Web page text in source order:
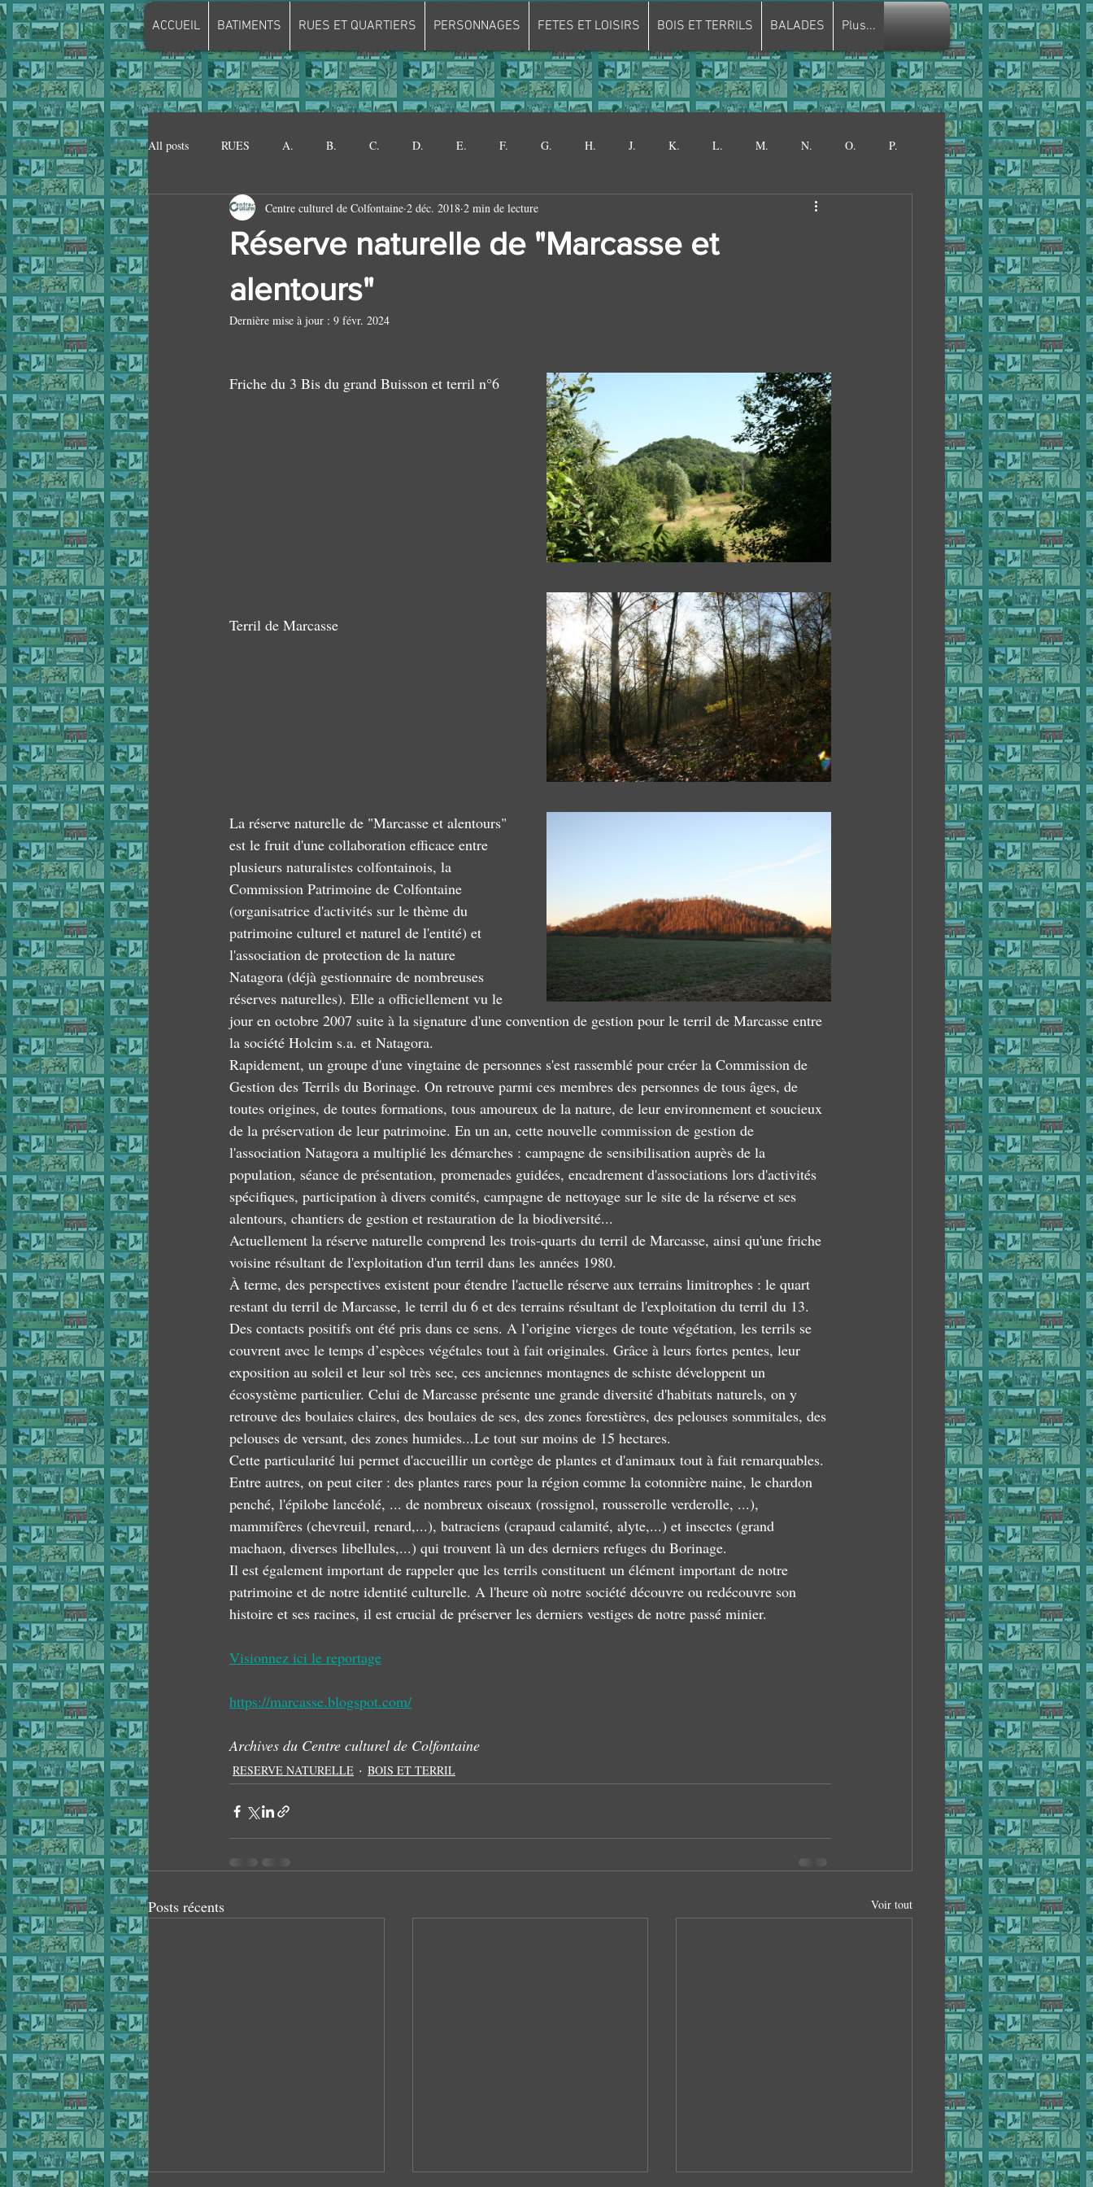
ACCUEIL BATIMENTS RUES ET QUARTIERS PERSONNAGES FETES ET LOISIRS BOIS ET TERRILS BALADES Plus...
All posts RUES A. B. C. D. E. F. G. H. J. K. L. M. N. O. P.
R. S. T. V. W. Bâtiments Abbaye de la Court.
MAISON FENELON MAISON VINCHENT
Réserve naturelle de "Marcasse et
alentours"
Centre culturel de Colfontaine 2 déc. 2018 2 min de lecture
Dernière mise à jour : 9 févr. 2024
Friche du 3 Bis du grand Buisson et terril n°6
Terril de Marcasse
La réserve naturelle de "Marcasse et alentours"
est le fruit d'une collaboration efficace entre
plusieurs naturalistes colfontainois, la
Commission Patrimoine de Colfontaine
(organisatrice d'activités sur le thème du
patrimoine culturel et naturel de l'entité) et
l'association de protection de la nature
Natagora (déjà gestionnaire de nombreuses
réserves naturelles). Elle a officiellement vu le
jour en octobre 2007 suite à la signature d'une convention de gestion pour le terril de Marcasse entre
la société Holcim s.a. et Natagora.
Rapidement, un groupe d'une vingtaine de personnes s'est rassemblé pour créer la Commission de
Gestion des Terrils du Borinage. On retrouve parmi ces membres des personnes de tous âges, de
toutes origines, de toutes formations, tous amoureux de la nature, de leur environnement et soucieux
de la préservation de leur patrimoine. En un an, cette nouvelle commission de gestion de
l'association Natagora a multiplié les démarches : campagne de sensibilisation auprès de la
population, séance de présentation, promenades guidées, encadrement d'associations lors d'activités
spécifiques, participation à divers comités, campagne de nettoyage sur le site de la réserve et ses
alentours, chantiers de gestion et restauration de la biodiversité...
Actuellement la réserve naturelle comprend les trois-quarts du terril de Marcasse, ainsi qu'une friche
voisine résultant de l'exploitation d'un terril dans les années 1980.
À terme, des perspectives existent pour étendre l'actuelle réserve aux terrains limitrophes : le quart
restant du terril de Marcasse, le terril du 6 et des terrains résultant de l'exploitation du terril du 13.
Des contacts positifs ont été pris dans ce sens. A l’origine vierges de toute végétation, les terrils se
couvrent avec le temps d’espèces végétales tout à fait originales. Grâce à leurs fortes pentes, leur
exposition au soleil et leur sol très sec, ces anciennes montagnes de schiste développent un
écosystème particulier. Celui de Marcasse présente une grande diversité d'habitats naturels, on y
retrouve des boulaies claires, des boulaies de ses, des zones forestières, des pelouses sommitales, des
pelouses de versant, des zones humides...Le tout sur moins de 15 hectares.
Cette particularité lui permet d'accueillir un cortège de plantes et d'animaux tout à fait remarquables.
Entre autres, on peut citer : des plantes rares pour la région comme la cotonnière naine, le chardon
penché, l'épilobe lancéolé, ... de nombreux oiseaux (rossignol, rousserolle verderolle, ...),
mammifères (chevreuil, renard,...), batraciens (crapaud calamité, alyte,...) et insectes (grand
machaon, diverses libellules,...) qui trouvent là un des derniers refuges du Borinage.
Il est également important de rappeler que les terrils constituent un élément important de notre
patrimoine et de notre identité culturelle. A l'heure où notre société découvre ou redécouvre son
histoire et ses racines, il est crucial de préserver les derniers vestiges de notre passé minier.
Visionnez ici le reportage
https://marcasse.blogspot.com/
Archives du Centre culturel de Colfontaine
RESERVE NATURELLE BOIS ET TERRIL
Posts récents Voir tout